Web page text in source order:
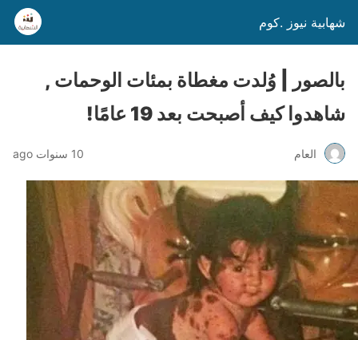
شهابية نيوز .كوم
بالصور | وُلدت مغطاة بمئات الوحمات ,
شاهدوا كيف أصبحت بعد 19 عامًا!
العام 10 سنوات ago